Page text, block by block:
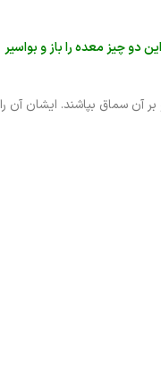
دو چیز معده را باز و بواسیر
آن سماق بپاشند. ایشان آن را